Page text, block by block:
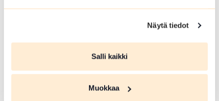
Näytä tiedot
Salli kaikki
Muokkaa
Stuga att hyra Villa-Koivula
Lue lisää tuotteesta Stuga att hyra Villa-Koivula